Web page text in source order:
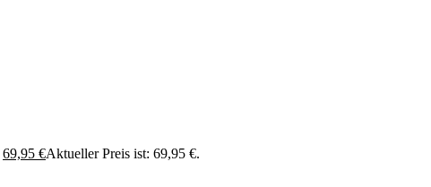
69,95 €Aktueller Preis ist: 69,95 €.